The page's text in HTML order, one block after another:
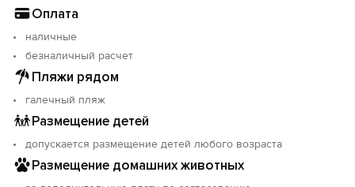
Оплата
наличные
безналичный расчет
Пляжи рядом
галечный пляж
Размещение детей
допускается размещение детей любого возраста
Размещение домашних животных